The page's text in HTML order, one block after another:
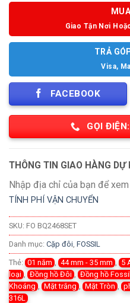
Giao Tận Nơi
TRẢ
Visa,
FACEBOOK
GỌI
THÔNG TIN GIAO HÀNG DỰ
Nhập địa chỉ của bạn để
TÍNH PHÍ VẬN CHUYỂN
SKU: FO BQ2468SET
Danh mục: Cặp đôi FOSSIL
Thẻ: 01 năm 44 mm - 35 mm 5
loại
Đồng hồ Đôi Đồng hồ Fossil
Khoáng
Mặt trắng Mặt Tròn
316L